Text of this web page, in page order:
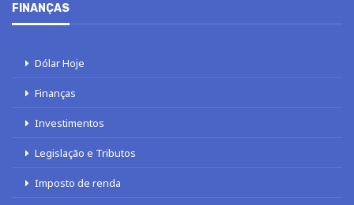
FINANÇAS
Dólar Hoje
Finanças
Investimentos
Legislação e Tributos
Imposto de renda